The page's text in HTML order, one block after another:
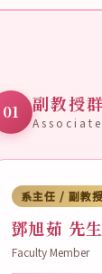
01 副教授群
系主任 / 副教授
鄧旭茹 先生
Faculty Member